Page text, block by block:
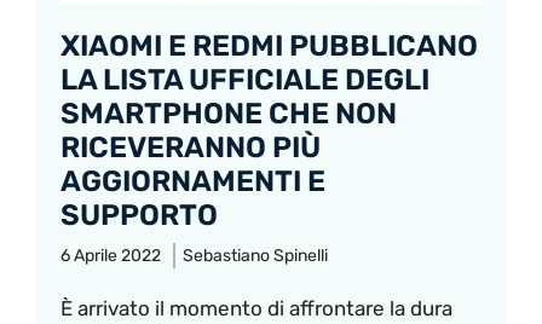
XIAOMI E REDMI PUBBLICANO
LA LISTA UFFICIALE DEGLI
SMARTPHONE CHE NON
RICEVERANNO PIÙ
AGGIORNAMENTI E
SUPPORTO
6 Aprile 2022 Sebastiano Spinelli
È arrivato il momento di affrontare la dura